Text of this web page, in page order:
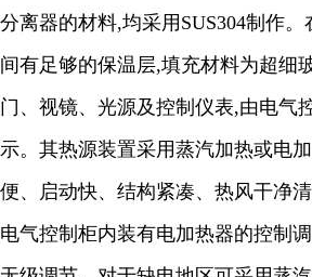
分离器的材料,均采用 SUS304制作。
间有足够的保温层,填充材料为超细
门、视镜、光源及控制仪表,由电气
示。其热源装置采用蒸汽加热或电
便、启动快、结构紧凑、热风干净
电气控制柜内装有电加热器的控制